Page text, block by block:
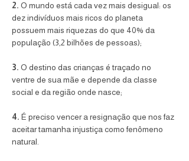
2. O mundo está cada vez mais desigual: os
dez indivíduos mais ricos do planeta
possuem mais riquezas do que 40% da
população (3,2 bilhões de pessoas);
3. O destino das crianças é traçado no
ventre de sua mãe e depende da classe
social e da região onde nasce;
4. É preciso vencer a resignação que nos faz
aceitar tamanha injustiça como fenômeno
natural.